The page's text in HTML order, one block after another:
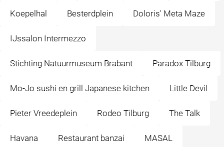
Koepelhal Besterdplein Doloris' Meta Maze
IJssalon Intermezzo
Stichting Natuurmuseum Brabant Paradox Tilburg
Mo-Jo sushi en grill Japanese kitchen Little Devil
Pieter Vreedeplein Rodeo Tilburg The Talk
Havana Restaurant banzai MASAL